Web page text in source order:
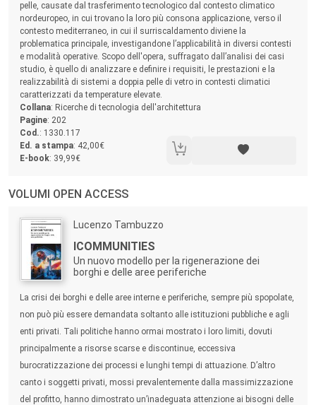
pelle, causate dal trasferimento tecnologico dal contesto climatico
nordeuropeo, in cui trovano la loro più consona applicazione, verso il
contesto mediterraneo, in cui il surriscaldamento diviene la
problematica principale, investigandone l’applicabilità in diversi contesti
e modalità operative. Scopo dell'opera, suffragato dall’analisi dei casi
studio, è quello di analizzare e definire i requisiti, le prestazioni e la
realizzabilità di sistemi a doppia pelle di vetro in contesti climatici
caratterizzati da temperature elevate.
Collana: Ricerche di tecnologia dell'architettura
Pagine: 202
Cod.: 1330.117
Ed. a stampa: 42,00€
E-book: 39,99€
VOLUMI OPEN ACCESS
Autori:
Lucenzo Tambuzzo
Titolo:
ICOMMUNITIES
Un nuovo modello per la rigenerazione dei
borghi e delle aree periferiche
Sommario:
La crisi dei borghi e delle aree interne e periferiche, sempre più spopolate,
non può più essere demandata soltanto alle istituzioni pubbliche e agli
enti privati. Tali politiche hanno ormai mostrato i loro limiti, dovuti
principalmente a risorse scarse e discontinue, eccessiva
burocratizzazione dei processi e lunghi tempi di attuazione. D’altro
canto i soggetti privati, mossi prevalentemente dalla massimizzazione
del profitto, hanno dimostrato un’inadeguata attenzione ai bisogni delle